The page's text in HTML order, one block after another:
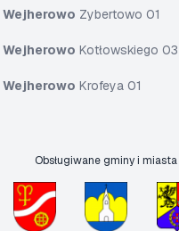
Wejherowo Zybertowo 01
Wejherowo Kotłowskiego 03
Wejherowo Krofeya 01
Obsługiwane gminy i miasta